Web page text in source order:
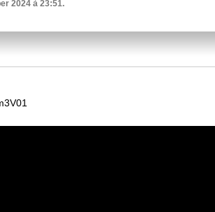
2024 à 23:51.